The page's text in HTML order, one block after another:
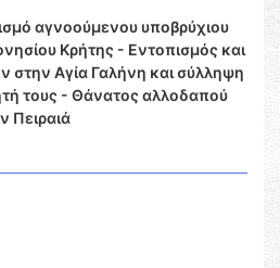
αγνοούμενου υποβρύχιου
Κρήτης - Εντοπισμός και
Αγία Γαλήνη και σύλληψη
τους - Θάνατος αλλοδαπού
Πειραιά